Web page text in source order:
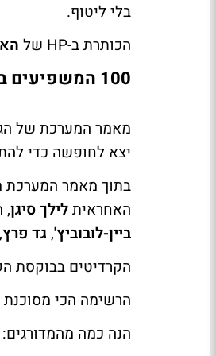
בלי ליטוף.
הכותרת ב-HP של
100 המשפיעים בתקשורת
מאמר המערכת של
יצא לחופשה כדי
בתוך מאמר המערכת
האחראיתלילך סיגן,
ביין-לובוביץ',גד פרץ,
הקרדיטים בבוקסת
הרשימה הכי מסוכנת
הנה כמה מהמדורגים: